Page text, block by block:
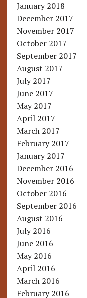
January 2018
December 2017
November 2017
October 2017
September 2017
August 2017
July 2017
June 2017
May 2017
April 2017
March 2017
February 2017
January 2017
December 2016
November 2016
October 2016
September 2016
August 2016
July 2016
June 2016
May 2016
April 2016
March 2016
February 2016